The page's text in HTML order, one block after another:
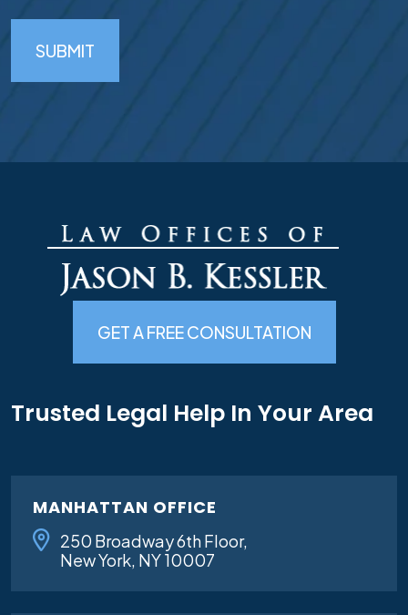
SUBMIT
GET A FREE CONSULTATION
Trusted Legal Help In Your Area
MANHATTAN OFFICE
250 Broadway 6th Floor,
New York, NY 10007